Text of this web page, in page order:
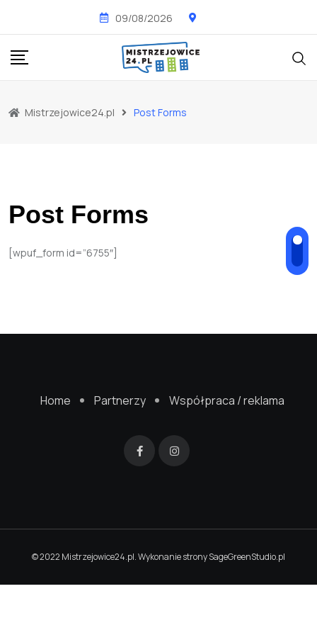
content
09/08/2026
Mistrzejowice24.pl Post Forms
Post Forms
[wpuf_form id=”6755″]
Home Partnerzy Współpraca / reklama
© 2022 Mistrzejowice24.pl. Wykonanie stronySageGreenStudio.pl